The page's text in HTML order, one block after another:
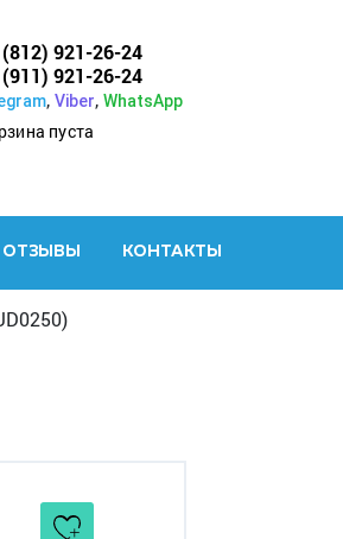
921-26-24
921-26-24
, Viber, WhatsApp
пуста
ОТЗЫВЫ КОНТАКТЫ